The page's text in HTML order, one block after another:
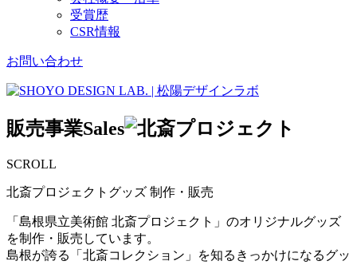
受賞歴
CSR情報
お問い合わせ
販売事業Sales
SCROLL
北斎プロジェクトグッズ 制作・販売
「島根県立美術館 北斎プロジェクト」のオリジナルグッズ
を制作・販売しています。
島根が誇る「北斎コレクション」を知るきっかけになるグッ